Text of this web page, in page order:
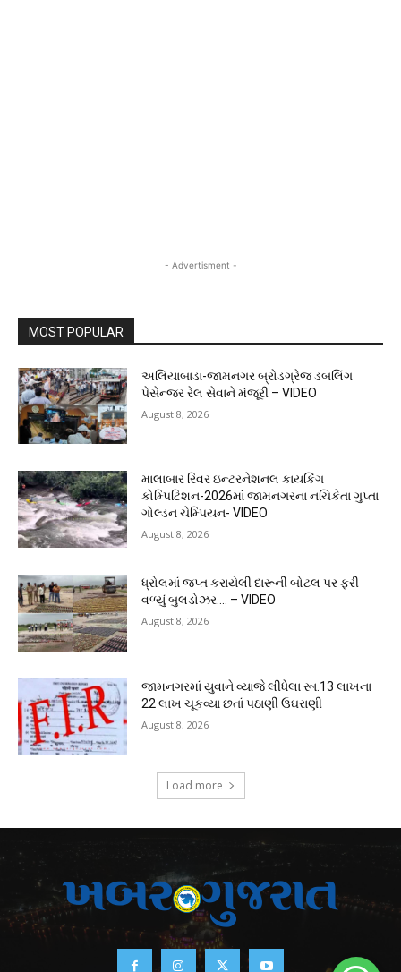
- Advertisment -
MOST POPULAR
અલિયાબાડા-જામનગર બ્રોડગ્રેજ ડબલિંગ
પેસેન્જર રેલ સેવાને મંજૂરી – VIDEO
August 8, 2026
માલાબાર રિવર ઇન્ટરનેશનલ કાયકિંગ
કોમ્પિટિશન-2026માં જામનગરના નચિકેતા ગુપ્તા
ગોલ્ડન ચેમ્પિયન- VIDEO
August 8, 2026
ધ્રોલમાં જપ્ત કરાયેલી દારૂની બોટલ પર ફરી
વળ્યું બુલડોઝર…. – VIDEO
August 8, 2026
જામનગરમાં યુવાને વ્યાજે લીધેલા રૂા.13 લાખના
22 લાખ ચૂકવ્યા છતાં પઠાણી ઉઘરાણી
August 8, 2026
Load more